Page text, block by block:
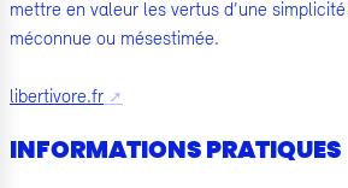
mettre en valeur les vertus d’une
méconnue ou mésestimée.
libertivore.fr
INFORMATIONS PRATIQUES